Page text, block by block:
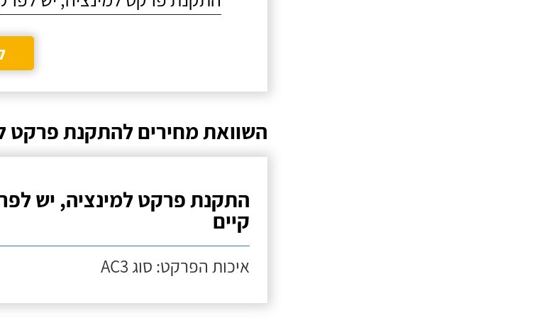
השוואת מחירים להתקנת פרקט
התקנת פרקט למינציה, יש
קיים
איכות הפרקט: סוג AC3